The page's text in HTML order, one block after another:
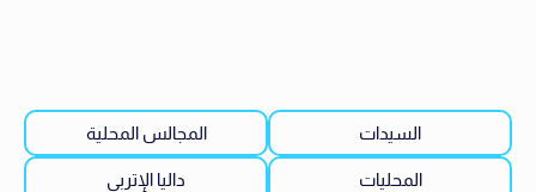
السيدات المجالس المحلية
المحليات داليا الإتربي